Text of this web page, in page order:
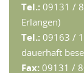
Tel.: 09131 /
Erlangen)
Tel.: 09163 /
dauerhaft
Fax: 09131 /